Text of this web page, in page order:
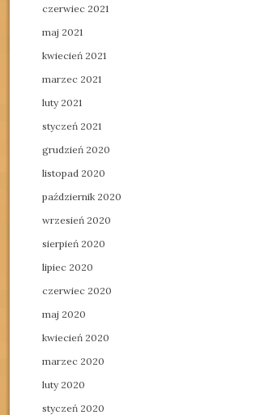
czerwiec 2021
maj 2021
kwiecień 2021
marzec 2021
luty 2021
styczeń 2021
grudzień 2020
listopad 2020
październik 2020
wrzesień 2020
sierpień 2020
lipiec 2020
czerwiec 2020
maj 2020
kwiecień 2020
marzec 2020
luty 2020
styczeń 2020